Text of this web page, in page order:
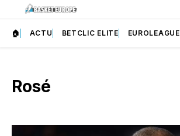
🏠 ACTU BETCLIC ELITE EUROLEAGUE
Rosé